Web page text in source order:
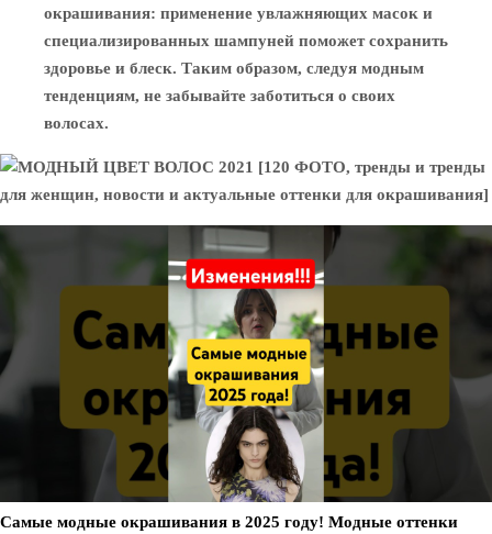
окрашивания: применение увлажняющих масок и
специализированных шампуней поможет сохранить
здоровье и блеск. Таким образом, следуя модным
тенденциям, не забывайте заботиться о своих
волосах.
Самые модные окрашивания в 2025 году! Модные оттенки